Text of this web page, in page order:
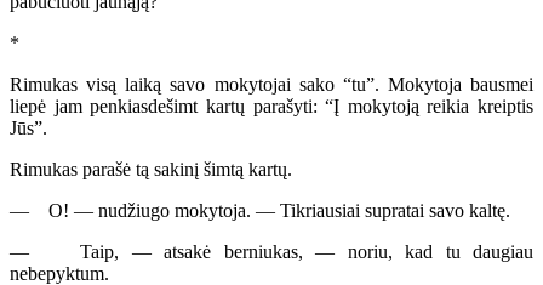
*
Rimukas visą laiką savo mokytojai sako “tu”. Mokytoja bausmei
liepė jam penkiasdešimt kartų parašyti: “Į mokytoją reikia kreiptis
Jūs”.
Rimukas parašė tą sakinį šimtą kartų.
— O! — nudžiugo mokytoja. — Tikriausiai supratai savo kaltę.
— Taip, — atsakė berniukas, — noriu, kad tu daugiau
nebepyktum.